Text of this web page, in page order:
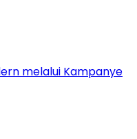
melalui Kampanye